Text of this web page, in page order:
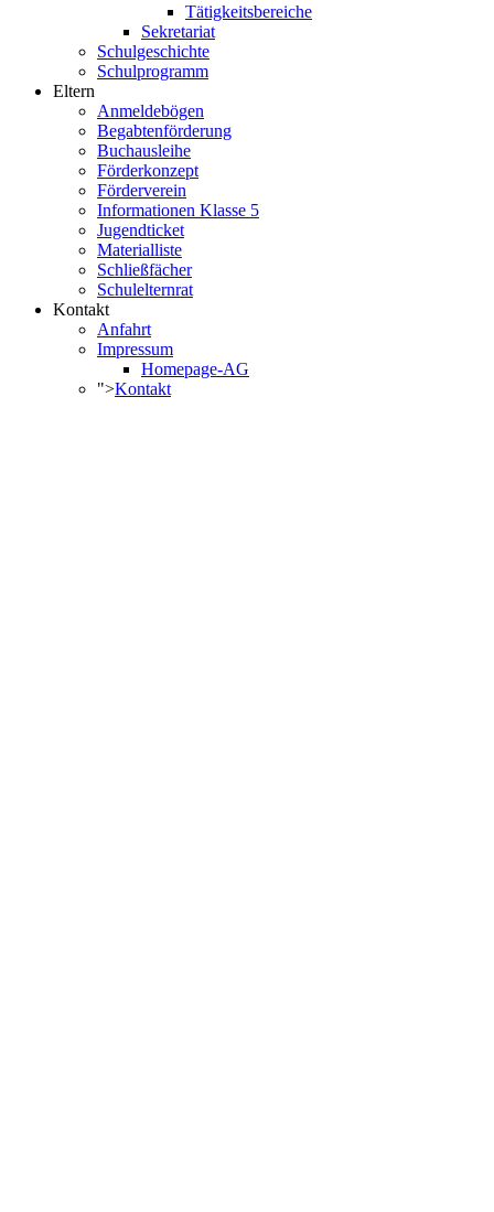
Tätigkeitsbereiche
Sekretariat
Schulgeschichte
Schulprogramm
Eltern
Anmeldebögen
Begabtenförderung
Buchausleihe
Förderkonzept
Förderverein
Informationen Klasse 5
Jugendticket
Materialliste
Schließfächer
Schulelternrat
Kontakt
Anfahrt
Impressum
Homepage-AG
">Kontakt